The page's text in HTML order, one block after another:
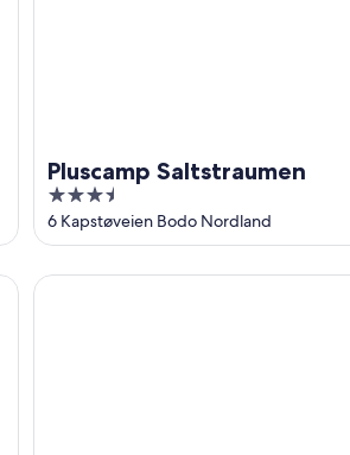
Pluscamp Saltstraumen
3.5
out
of
5
6 Kapstøveien Bodo Nordland
Comfort Hotel Bodø